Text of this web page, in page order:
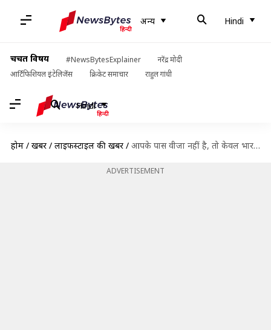
अन्य Hindi
चर्चित विषय #NewsBytesExplainer
नरेंद्र मोदी
आर्टिफिशियल इंटेलिजेंस
क्रिकेट समाचार राहुल गांधी
Hindi
होम / खबरें / लाइफस्टाइल की खबरें / आपके पास वीजा नहीं है, तो केवल भारतीय पासपोर्ट से करें इन पाँच देशों की यात्रा
ADVERTISEMENT